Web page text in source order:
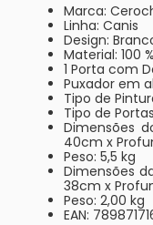
Marca:
Linha: Canis
Design:
Material: 100
1 Porta com
Puxador em
Tipo de
Tipo de
Dimensões
40cm x
Peso: 5,5 kg
Dimensões
38cm x
Peso: 2,00 kg
EAN: